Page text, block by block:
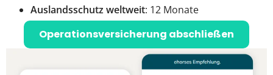
Auslandsschutz weltweit: 12 Monate
Operationsversicherung abschließen